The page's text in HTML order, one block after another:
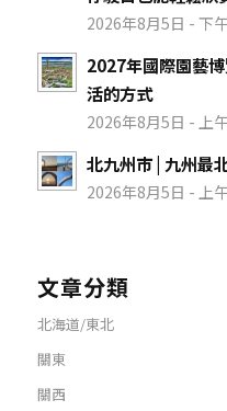
2026年8月5日 - 下
2027年國際園藝
活的方式
2026年8月5日 - 上
北九州市 | 九州最
2026年8月5日 - 上
文章分類
北海道/東北
關東
關西